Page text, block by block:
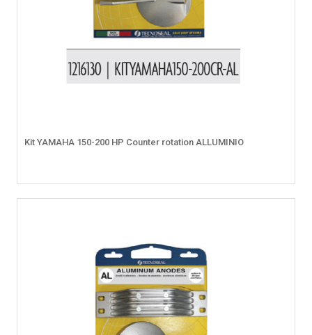
Kit YAMAHA 150-200 HP Counter rotation ALLUMINIO